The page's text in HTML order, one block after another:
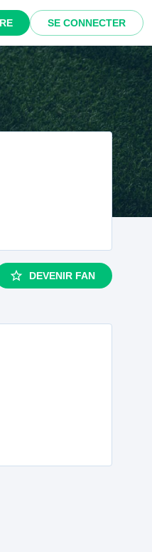
SE CONNECTER
DEVENIR FAN